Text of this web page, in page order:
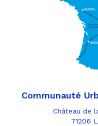
Communauté
Château de
71206